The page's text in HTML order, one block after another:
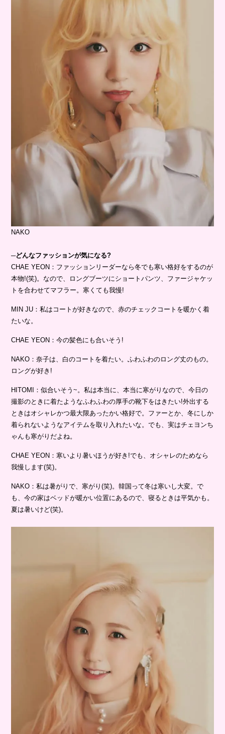
NAKO
─どんなファッションが気になる?
CHAE YEON：ファッションリーダーなら冬でも寒い格好をするのが
本物!(笑)。なので、ロングブーツにショートパンツ、ファージャケッ
トを合わせてマフラー。寒くても我慢!
MIN JU：私はコートが好きなので、赤のチェックコートを暖かく着
たいな。
CHAE YEON：今の髪色にも合いそう!
NAKO：奈子は、白のコートを着たい。ふわふわのロング丈のもの。
ロングが好き!
HITOMI：似合いそう~。私は本当に、本当に寒がりなので、今日の
撮影のときに着たようなふわふわの厚手の靴下をはきたい!外出する
ときはオシャレかつ最大限あったかい格好で。ファーとか、冬にしか
着られないようなアイテムを取り入れたいな。でも、実はチェヨンち
ゃんも寒がりだよね。
CHAE YEON：寒いより暑いほうが好き!でも、オシャレのためなら
我慢します(笑)。
NAKO：私は暑がりで、寒がり(笑)。韓国って冬は寒いし大変。で
も、今の家はベッドが暖かい位置にあるので、寝るときは平気かも。
夏は暑いけど(笑)。